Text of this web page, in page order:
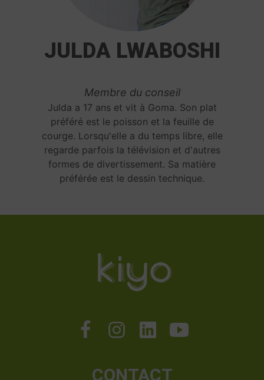
JULDA LWABOSHI
Membre du conseil
Julda a 17 ans et vit à Goma. Son plat
préféré est le poisson et la feuille de
courge. Lorsqu'elle a du temps libre, elle
regarde parfois la télévision et d'autres
formes de divertissement. Sa matière
préférée est le dessin technique.
CONTACT